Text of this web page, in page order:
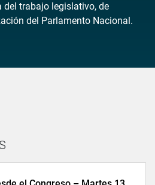
trabajo legislativo, de
del Parlamento Nacional.